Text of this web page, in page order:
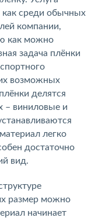
как среди обычных
компании,
как можно
задача плёнки
возможных
делятся
– виниловые и
легко
достаточно
вид.
размер можно
начинает